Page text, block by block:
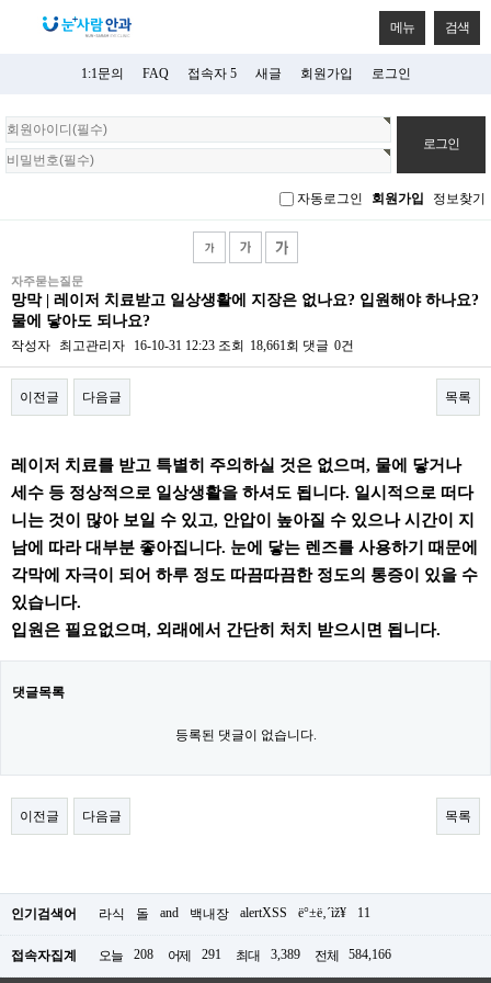
메뉴 검색
1:1문의 FAQ 접속자 5 새글 회원가입 로그인
회
원
로
자동로그인 회원가입 정보찾기
자주묻는질문
망막 | 레이저 치료받고 일상생활에 지장은 없나요? 입원해야 하나요?
물에 닿아도 되나요?
작성자 최고관리자 16-10-31 12:23 조회 18,661회 댓글 0건
이전글 다음글 목록
레이저 치료를 받고 특별히 주의하실 것은 없으며, 물에 닿거나
세수 등 정상적으로 일상생활을 하셔도 됩니다. 일시적으로 떠다
니는 것이 많아 보일 수 있고, 안압이 높아질 수 있으나 시간이 지
남에 따라 대부분 좋아집니다. 눈에 닿는 렌즈를 사용하기 때문에
각막에 자극이 되어 하루 정도 따끔따끔한 정도의 통증이 있을 수
있습니다.
입원은 필요없으며, 외래에서 간단히 처치 받으시면 됩니다.
댓글목록
등록된 댓글이 없습니다.
이전글 다음글 목록
인기검색어 라식 돌 and 백내장 alertXSS ë°±ë‚´ìž¥ 11
접속자집계 오늘 208 어제 291 최대 3,389 전체 584,166